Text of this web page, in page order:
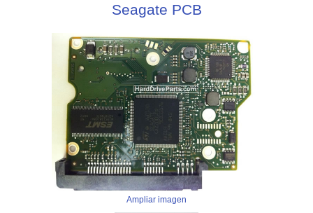
Seagate PCB
Ampliar imagen